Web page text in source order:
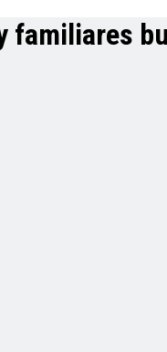
familiares